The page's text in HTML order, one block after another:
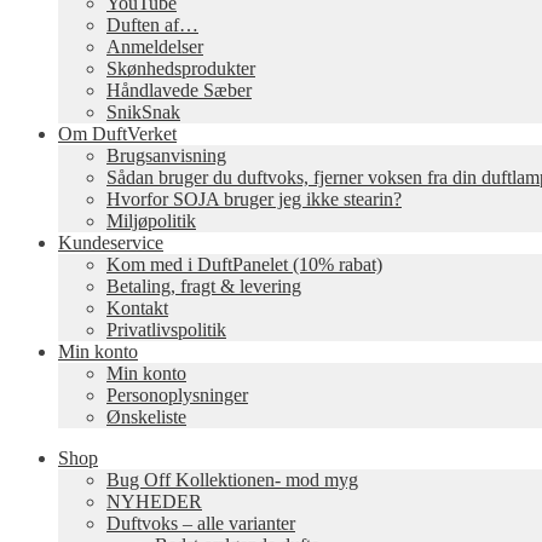
Duften af…
Anmeldelser
Skønhedsprodukter
Håndlavede Sæber
SnikSnak
Om DuftVerket
Brugsanvisning
Sådan bruger du duftvoks, fjerner voksen fra din
Hvorfor SOJA bruger jeg ikke stearin?
Miljøpolitik
Kundeservice
Kom med i DuftPanelet (10% rabat)
Betaling, fragt & levering
Kontakt
Privatlivspolitik
Min konto
Min konto
Personoplysninger
Ønskeliste
Shop
Bug Off Kollektionen- mod myg
NYHEDER
Duftvoks – alle varianter